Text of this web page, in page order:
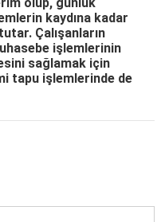
kaydına kadar
Çalışanların
işlemlerinin
sağlamak için
tapu işlemlerinde de